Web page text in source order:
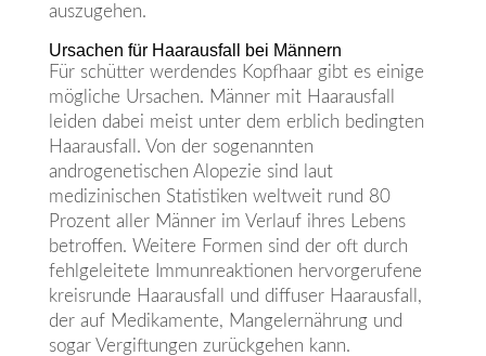
auszugehen.
Ursachen für Haarausfall bei Männern
Für schütter werdendes Kopfhaar gibt es einige
mögliche Ursachen. Männer mit Haarausfall
leiden dabei meist unter dem erblich bedingten
Haarausfall. Von der sogenannten
androgenetischen Alopezie sind laut
medizinischen Statistiken weltweit rund 80
Prozent aller Männer im Verlauf ihres Lebens
betroffen. Weitere Formen sind der oft durch
fehlgeleitete Immunreaktionen hervorgerufene
kreisrunde Haarausfall und diffuser Haarausfall,
der auf Medikamente, Mangelernährung und
sogar Vergiftungen zurückgehen kann.